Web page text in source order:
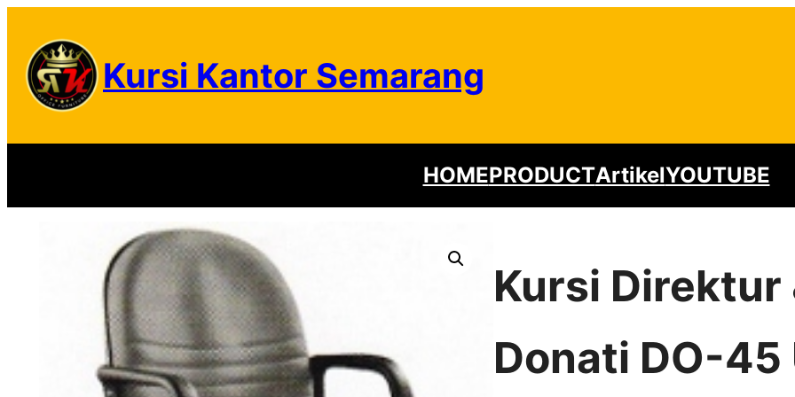
content
Kursi Kantor Semarang
HOMEPRODUCTArtikelYOUTUBE
Kursi Direktur
Donati DO-45